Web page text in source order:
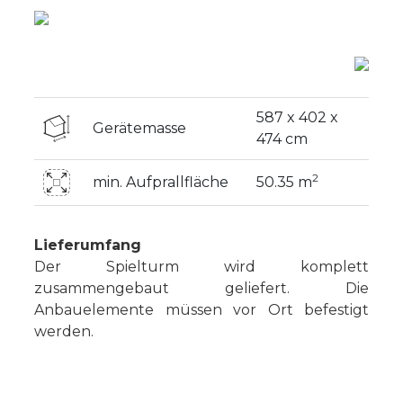
Gerätemasse
587 x 402 x
474 cm
min. Aufprallfläche 50.35 m2
Lieferumfang
Der Spielturm wird komplett
zusammengebaut geliefert. Die
Anbauelemente müssen vor Ort befestigt
werden.